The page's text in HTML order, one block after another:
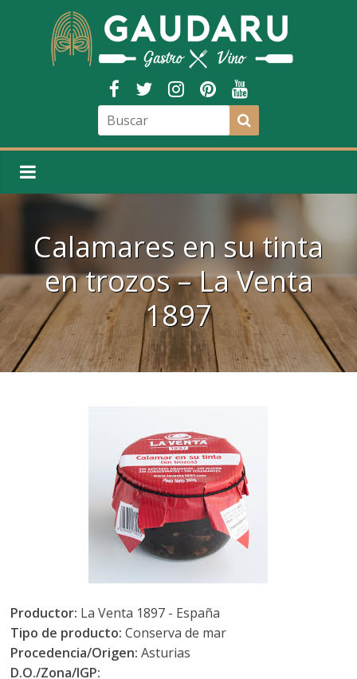
Calamares en su tinta
en trozos – La Venta
1897
Productor: La Venta 1897 - España
Tipo de producto:Conserva de mar
Procedencia/Origen: Asturias
D.O./Zona/IGP: